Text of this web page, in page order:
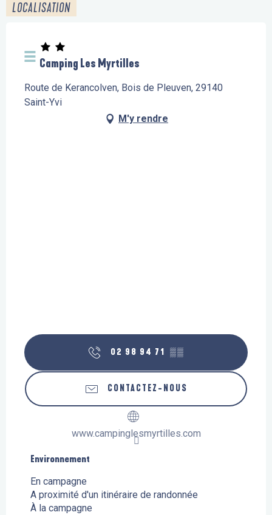
LOCALISATION
Camping Les Myrtilles
Route de Kerancolven, Bois de Pleuven, 29140
Saint-Yvi
M'y rendre
02 98 94 71 ▒▒
CONTACTEZ-NOUS
www.campinglesmyrtilles.com
Environnement
Environnement
En campagne
A proximité d'un itinéraire de randonnée
À la campagne